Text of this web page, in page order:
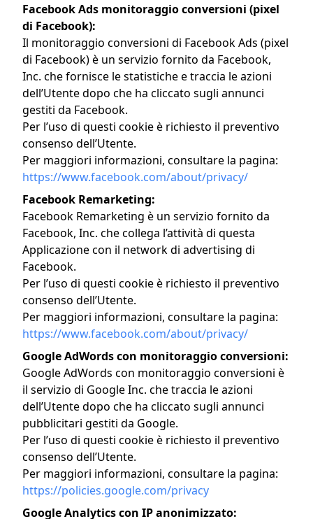
Facebook Ads monitoraggio conversioni (pixel
di Facebook):
Il monitoraggio conversioni di Facebook Ads (pixel
di Facebook) è un servizio fornito da Facebook,
Inc. che fornisce le statistiche e traccia le azioni
dell’Utente dopo che ha cliccato sugli annunci
gestiti da Facebook.
Per l’uso di questi cookie è richiesto il preventivo
consenso dell’Utente.
Per maggiori informazioni, consultare la pagina:
https://www.facebook.com/about/privacy/
Facebook Remarketing:
Facebook Remarketing è un servizio fornito da
Facebook, Inc. che collega l’attività di questa
Applicazione con il network di advertising di
Facebook.
Per l’uso di questi cookie è richiesto il preventivo
consenso dell’Utente.
Per maggiori informazioni, consultare la pagina:
https://www.facebook.com/about/privacy/
Google AdWords con monitoraggio conversioni:
Google AdWords con monitoraggio conversioni è
il servizio di Google Inc. che traccia le azioni
dell’Utente dopo che ha cliccato sugli annunci
pubblicitari gestiti da Google.
Per l’uso di questi cookie è richiesto il preventivo
consenso dell’Utente.
Per maggiori informazioni, consultare la pagina:
https://policies.google.com/privacy
Google Analytics con IP anonimizzato: